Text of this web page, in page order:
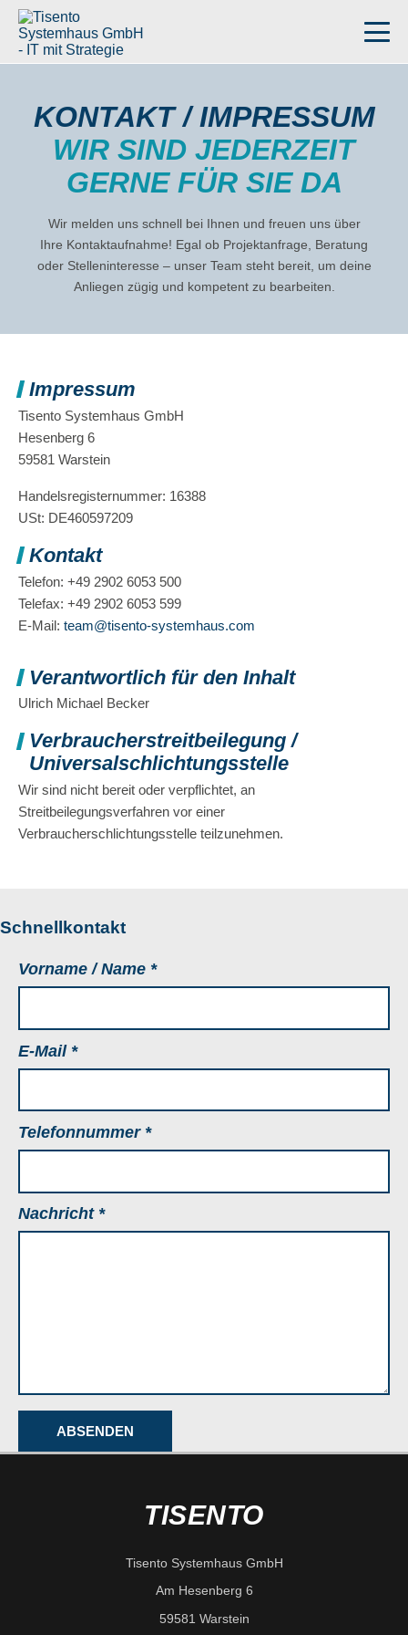
KONTAKT / IMPRESSUM
WIR SIND JEDERZEIT
GERNE FÜR SIE DA
Wir melden uns schnell bei Ihnen und freuen uns über
Ihre Kontaktaufnahme! Egal ob Projektanfrage, Beratung
oder Stelleninteresse – unser Team steht bereit, um deine
Anliegen zügig und kompetent zu bearbeiten.
Impressum
Tisento Systemhaus GmbH
Hesenberg 6
59581 Warstein
Handelsregisternummer: 16388
USt: DE460597209
Kontakt
Telefon: +49 2902 6053 500
Telefax: +49 2902 6053 599
E-Mail: team@tisento-systemhaus.com
Verantwortlich für den Inhalt
Ulrich Michael Becker
Verbraucherstreitbeilegung /
Universalschlichtungsstelle
Wir sind nicht bereit oder verpflichtet, an
Streitbeilegungsverfahren vor einer
Verbraucherschlichtungsstelle teilzunehmen.
Schnellkontakt
Vorname / Name *
E-Mail*
Telefonnummer*
Nachricht*
ABSENDEN
TISENTO
Tisento Systemhaus GmbH
Am Hesenberg 6
59581 Warstein